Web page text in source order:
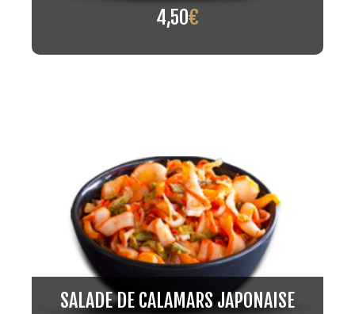
4,50€
SALADE DE CALAMARS JAPONAISE